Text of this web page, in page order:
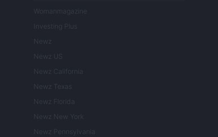
Womanmagazine
Investing Plus
Newz
Newz US
Newz California
Newz Texas
Newz Florida
Newz New York
Newz Pennsylvania